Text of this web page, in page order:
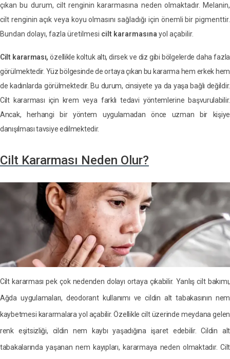
çıkan bu durum, cilt renginin kararmasına neden olmaktadır. Melanin,
cilt renginin açık veya koyu olmasını sağladığı için önemli bir pigmenttir.
Bundan dolayı, fazla üretilmesi cilt kararmasına yol açabilir.
Cilt kararması, özellikle koltuk altı, dirsek ve diz gibi bölgelerde daha fazla
görülmektedir. Yüz bölgesinde de ortaya çıkan bu kararma hem erkek hem
de kadınlarda görülmektedir. Bu durum, cinsiyete ya da yaşa bağlı değildir.
Cilt kararması için krem veya farklı tedavi yöntemlerine başvurulabilir.
Ancak, herhangi bir yöntem uygulamadan önce uzman bir kişiye
danışılması tavsiye edilmektedir.
Cilt Kararması Neden Olur?
Cilt kararması pek çok nedenden dolayı ortaya çıkabilir. Yanlış cilt bakımı,
Ağda uygulamaları, deodorant kullanımı ve cildin alt tabakasının nem
kaybetmesi kararmalara yol açabilir. Özellikle cilt üzerinde meydana gelen
renk eşitsizliği, cildin nem kaybı yaşadığına işaret edebilir. Cildin alt
tabakalarında yaşanan nem kayıpları, kararmaya neden olmaktadır. Cilt